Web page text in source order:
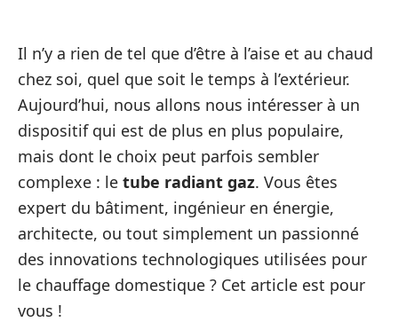
Il n’y a rien de tel que d’être à l’aise et au chaud
chez soi, quel que soit le temps à l’extérieur.
Aujourd’hui, nous allons nous intéresser à un
dispositif qui est de plus en plus populaire,
mais dont le choix peut parfois sembler
complexe : le tube radiant gaz. Vous êtes
expert du bâtiment, ingénieur en énergie,
architecte, ou tout simplement un passionné
des innovations technologiques utilisées pour
le chauffage domestique ? Cet article est pour
vous !